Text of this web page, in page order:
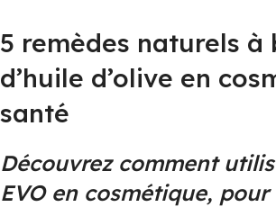
5 remèdes naturels à
d’huile d’olive en
santé
Découvrez comment
EVO en cosmétique,